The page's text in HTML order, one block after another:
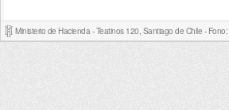
Ministerio de Hacienda - Teatinos 120, Santiago de Chile -